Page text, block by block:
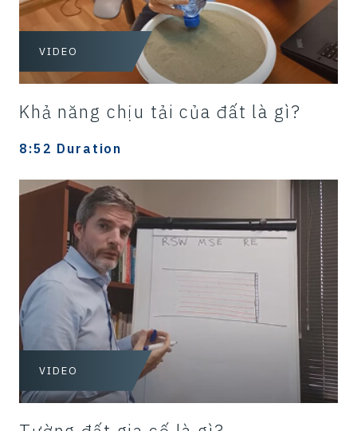
VIDEO
Khả năng chịu tải của đất là gì?
8:52 Duration
VIDEO